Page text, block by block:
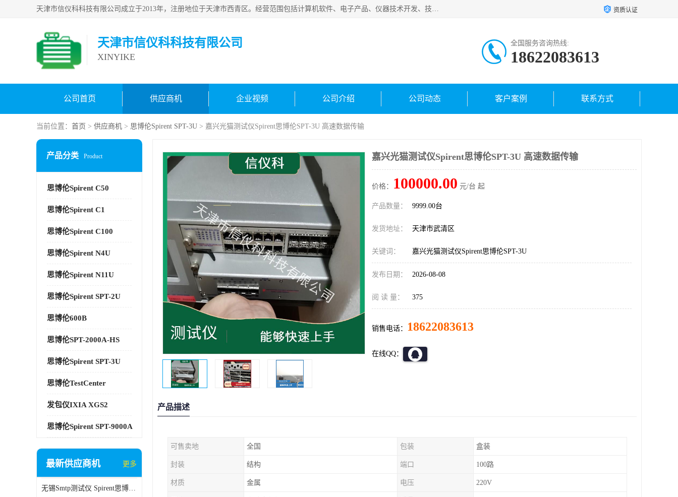
天津市信仪科科技有限公司成立于2013年，注册地位于天津市西青区。经营范围包括计算机软件、电子产品、仪器技术开发、技术转让、技术咨询、技术服务、网络工程、电子监控工程安装等；主要产品有：网络流量测试仪、Ixia XM2、XM12、XGS2、XGS12、400T、1600T、X16网络协议分析仪，Agilent N2X 等等各种型号，欢迎来电咨询。 资质认证
天津市信仪科科技有限公司
XINYIKE
全国服务咨询热线:
18622083613
公司首页 供应商机 企业视频 公司介绍 公司动态 客户案例 联系方式
当前位置： 首页 > 供应商机 > 思博伦Spirent SPT-3U > 嘉兴光猫测试仪Spirent思博伦SPT-3U 高速数据传输
产品分类 Product
思博伦Spirent C50
思博伦Spirent C1
思博伦Spirent C100
思博伦Spirent N4U
思博伦Spirent N11U
思博伦Spirent SPT-2U
思博伦600B
思博伦SPT-2000A-HS
思博伦Spirent SPT-3U
思博伦TestCenter
发包仪IXIA XGS2
思博伦Spirent SPT-9000A
最新供应商机 更多
无锡Smtp测试仪 Spirent思博伦 C100 方便用户进行测试
嘉兴光猫测试仪Spirent思博伦SPT-3U 高速数据传输
价格： 100000.00 元/台 起
产品数量： 9999.00台
发货地址： 天津市武清区
关键词： 嘉兴光猫测试仪Spirent思博伦SPT-3U
发布日期： 2026-08-08
阅 读 量： 375
销售电话： 18622083613
在线QQ：
产品描述
可售卖地 全国 包装 盒装
封装 结构 端口 100路
材质 金属 电压 220V